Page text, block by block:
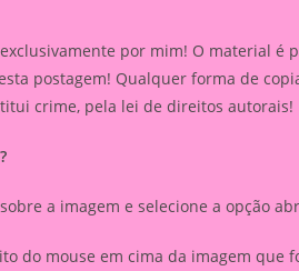
por mim! O material é
postagem! Qualquer forma de
crime, pela lei de direitos autorais!
a imagem e selecione a opção
do mouse em cima da imagem que